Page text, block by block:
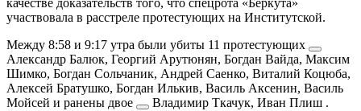
качестве доказательств того, что спецрота «Беркута»
участвовала в расстреле протестующих на Институтской.
Между 8:58 и 9:17 утра были убиты 11 протестующих
Александр Балюк, Георгий Арутюнян, Богдан Вайда, Максим
Шимко, Богдан Сольчаник, Андрей Саенко, Виталий Коцюба,
Алексей Братушко, Богдан Илькив, Василь Аксенин, Василь
Мойсей и ранены двое Владимир Ткачук, Иван Плиш .